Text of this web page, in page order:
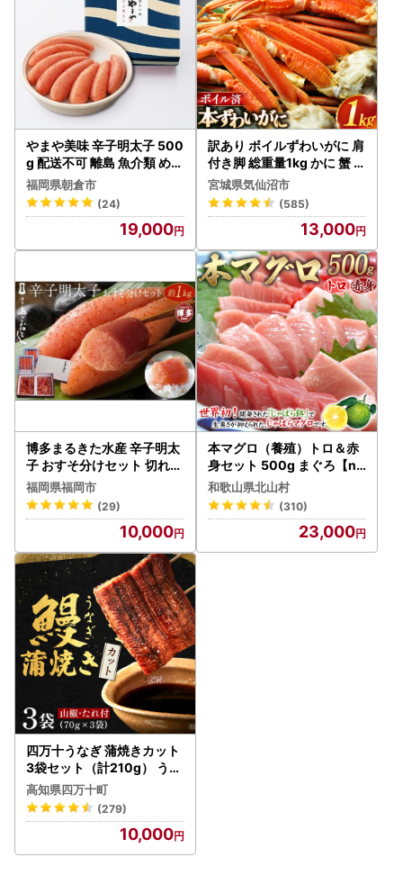
やまや美味 辛子明太子 500
g 配送不可 離島 魚介類 めん
たいこ 老舗 九州 福岡 熟成
ギフト 贈り物 贈答品
福岡県朝倉市
(24)
19,000
訳あり ボイルずわいがに 肩
付き脚 総重量1kg かに 蟹 カ
ニ
宮城県気仙沼市
(585)
13,000
博多まるきた水産 辛子明太
子 おすそ分けセット 切れ子
400g あごおとし 120g 各2
個 セット 詰め合わせ 明太
子 あごおとし明太子 冷凍
冷凍明太子 ご飯のお供 おつ
まみ つまみ 酒のつまみ お
にぎりの具 お取り寄せ お取
り寄せグルメ 博多 福岡市
福岡県福岡市
(29)
10,000
本マグロ（養殖）トロ＆赤
身セット 500g まぐろ【nk
s110D】
和歌山県北山村
(310)
23,000
四万十うなぎ 蒲焼きカット
3袋セット（計210g） うな
ぎ たれ付 国産鰻 ／Esu-18
高知県四万十町
(279)
10,000